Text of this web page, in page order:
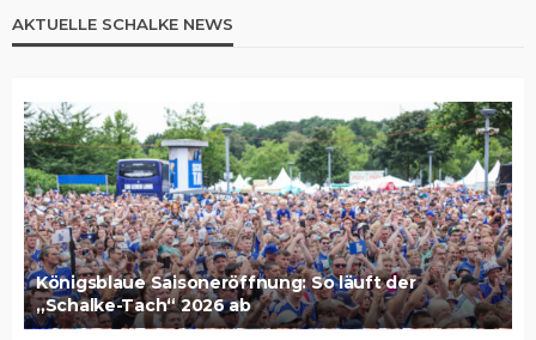
AKTUELLE SCHALKE NEWS
Königsblaue Saisoneröffnung: So läuft der
„Schalke-Tach“ 2026 ab